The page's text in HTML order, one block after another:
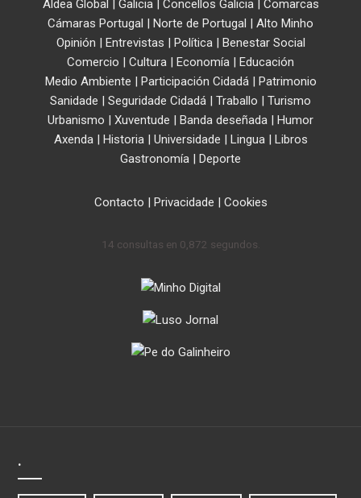
Aldea Global | Galicia| Concellos Galicia| Comarcas
Cámaras Portugal | Norte de Portugal | Alto Minho
Opinión | Entrevistas | Política| Benestar Social
Comercio | Cultura | Economía | Educación
Medio Ambiente | Participación Cidadá| Patrimonio
Sanidade | Seguridade Cidadá | Traballo | Turismo
Urbanismo | Xuventude | Banda deseñada | Humor
Axenda| Historia| Universidade | Lingua| Libros
Gastronomía | Deporte
Contacto | Privacidade | Cookies
14 consultas en 0,872 segundos.
.